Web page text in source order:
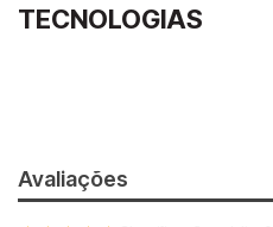
TECNOLOGIAS
Avaliações